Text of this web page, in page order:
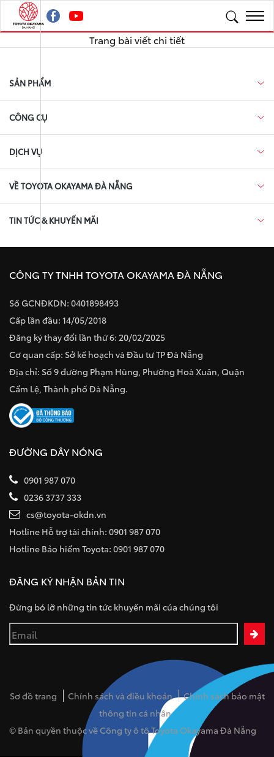
Trang bài viết chi tiết
SẢN PHẨM
CÔNG CỤ
DỊCH VỤ
VỀ TOYOTA OKAYAMA ĐÀ NẴNG
TIN TỨC & KHUYẾN MÃI
CÔNG TY TNHH TOYOTA OKAYAMA ĐÀ NẴNG
Số GCNĐKDN: 0401898493
Cấp lần đầu: 14/05/2018
Đăng ký thay đổi lần thứ 6: 20/02/2025
Cơ quan cấp: Sở kế hoạch và Đầu tư TP Đà Nẵng
Địa chỉ: Số 9 đường Phạm Hùng, Phường Hoà Xuân, Quận
Cẩm Lệ, Thành phố Đà Nẵng.
ĐƯỜNG DÂY NÓNG
0901 987 070
0236 3737 333
cs@toyota-okdn.vn
Hotline Hỗ trợ tài chính: 0901 987 070
Hotline Bảo hiểm Toyota: 0901 987 070
ĐĂNG KÝ NHẬN BẢN TIN
Đừng bỏ lỡ những tin tức khuyến mãi của chúng tôi
Sơ đồ trang Chính sách và điều khoản
Chính sách bảo mật
thông tin cá nhân
© Bản quyền thuộc về Công ty ô tô Toyota Okayama Đà Nẵng